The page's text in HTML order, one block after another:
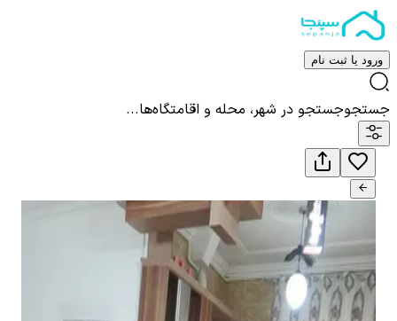
ورود یا ثبت نام
جستجوجستجو در شهر، محله و اقامتگاه‌ها...